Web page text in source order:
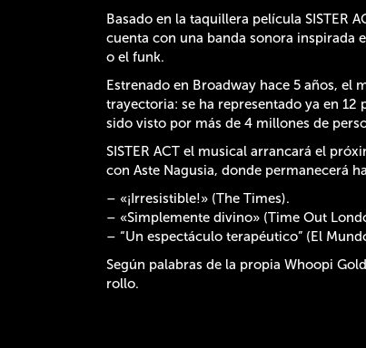
Basado en la taquillera película SISTER
cuenta con una banda sonora inspirada
o el funk.
Estrenado en Broadway hace 5 años, el
trayectoria: se ha representado ya en
sido visto por más de 4 millones de
SISTER ACT el musical arrancará el
con Aste Nagusia, donde permanecerá
– «¡Irresistible!» (The Times).
– «Simplemente divino» (Time Out
– “Un espectáculo terapéutico” (El
Según palabras de la propia Whoopi
rollo.